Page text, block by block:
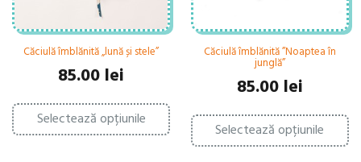
Căciulă îmblănită „lună și stele”
85.00 lei
Selectează opțiunile
Acest
produs
are
Căciulă îmblănită ”Noaptea în
junglă”
85.00 lei
Selectează opțiunile